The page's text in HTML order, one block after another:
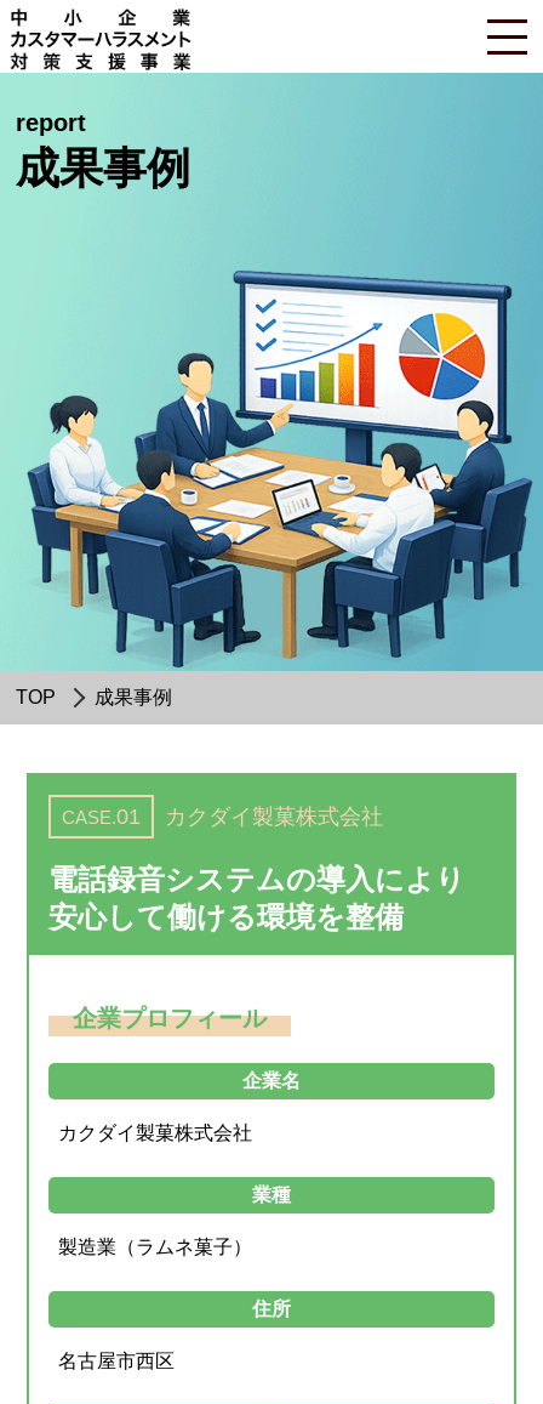
report
成果事例
TOP 成果事例
CASE.01 カクダイ製菓株式会社
電話録音システムの導入により
安心して働ける環境を整備
企業プロフィール
企業名
カクダイ製菓株式会社
業種
製造業（ラムネ菓子）
住所
名古屋市西区